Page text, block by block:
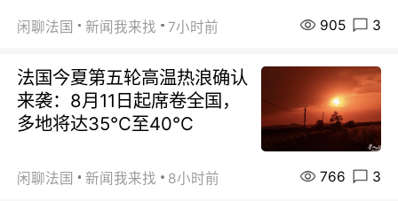
闲聊法国 新闻我来找 7小时前 905 3
法国今夏第五轮高温热浪确认
来袭：8月11日起席卷全国，
多地将达35℃至40℃
闲聊法国 新闻我来找 8小时前 766 3